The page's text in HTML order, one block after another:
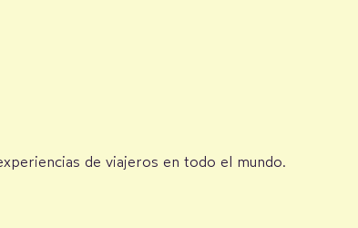
de viajeros en todo el mundo.